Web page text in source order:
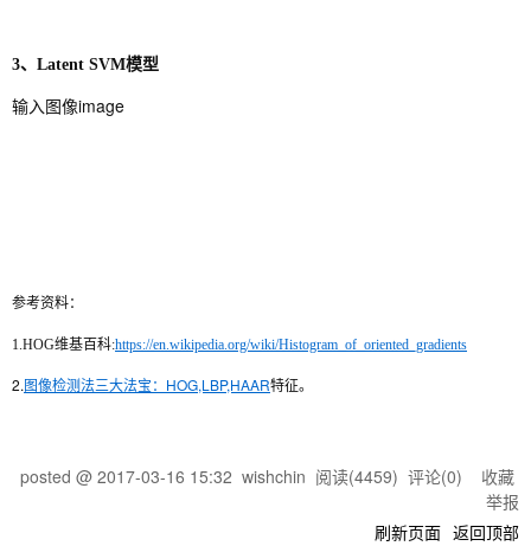
3、Latent SVM模型
输入图像image
参考资料：
1.HOG维基百科:https://en.wikipedia.org/wiki/Histogram_of_oriented_gradients
2.图像检测法三大法宝：HOG,LBP,HAAR特征。
posted @ 2017-03-16 15:32 wishchin 阅读(4459) 评论(0) 收藏
举报
刷新页面 返回顶部